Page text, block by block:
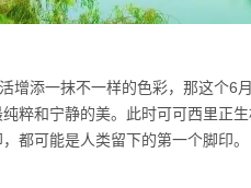
增添一抹不一样的色彩，那这个6
粹和宁静的美。此时可可西里正
都可能是人类留下的第一个脚印。